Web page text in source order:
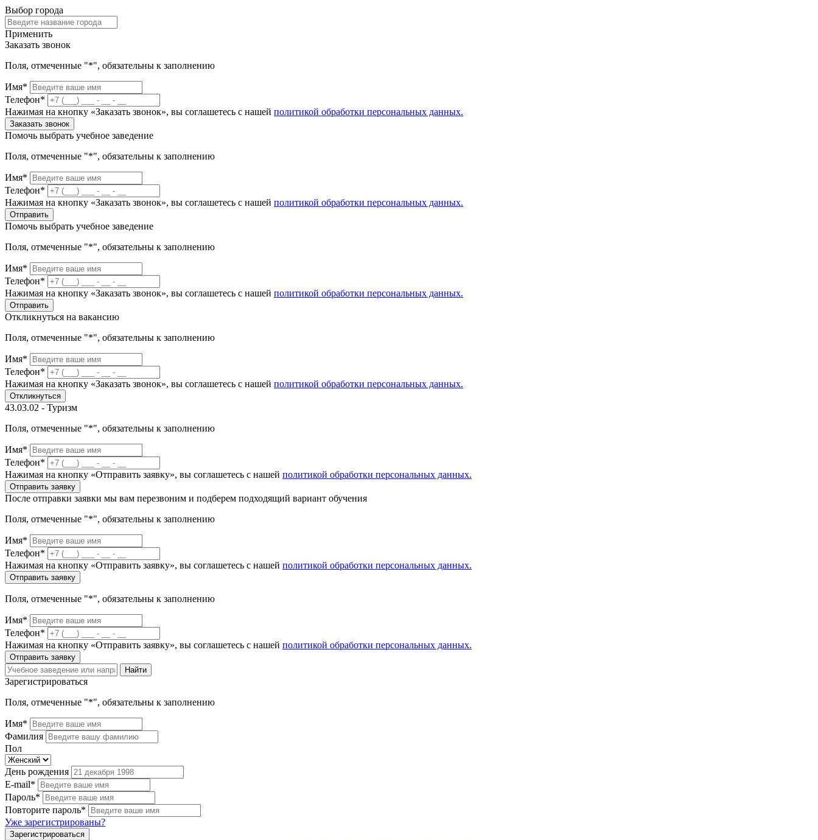
Выбор города
Применить
Заказать звонок
Поля, отмеченные "*", обязательны к заполнению
Имя*
Телефон*
Нажимая на кнопку «Заказать звонок», вы соглашетесь с нашей политикой обработки персональных данных.
Заказать звонок
Помочь выбрать учебное заведение
Поля, отмеченные "*", обязательны к заполнению
Имя*
Телефон*
Нажимая на кнопку «Заказать звонок», вы соглашетесь с нашей политикой обработки персональных данных.
Отправить
Помочь выбрать учебное заведение
Поля, отмеченные "*", обязательны к заполнению
Имя*
Телефон*
Нажимая на кнопку «Заказать звонок», вы соглашетесь с нашей политикой обработки персональных данных.
Отправить
Откликнуться на вакансию
Поля, отмеченные "*", обязательны к заполнению
Имя*
Телефон*
Нажимая на кнопку «Заказать звонок», вы соглашетесь с нашей политикой обработки персональных данных.
Откликнуться
43.03.02 - Туризм
Поля, отмеченные "*", обязательны к заполнению
Имя*
Телефон*
Нажимая на кнопку «Отправить заявку», вы соглашетесь с нашей политикой обработки персональных данных.
Отправить заявку
После отправки заявки мы вам перезвоним и подберем подходящий вариант обучения
Поля, отмеченные "*", обязательны к заполнению
Имя*
Телефон*
Нажимая на кнопку «Отправить заявку», вы соглашетесь с нашей политикой обработки персональных данных.
Отправить заявку
Поля, отмеченные "*", обязательны к заполнению
Имя*
Телефон*
Нажимая на кнопку «Отправить заявку», вы соглашетесь с нашей политикой обработки персональных данных.
Отправить заявку
Найти
Зарегистрироваться
Поля, отмеченные "*", обязательны к заполнению
Имя*
Фамилия
Пол
День рождения
E-mail*
Пароль*
Повторите пароль*
Уже зарегистрированы?
Зарегистрироваться